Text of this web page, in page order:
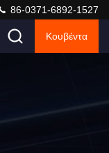
86-0371-6892-1527
Κουβέντα